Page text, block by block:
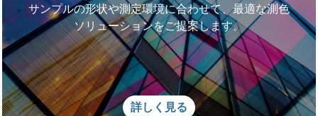
サンプルの形状や測定環境に合わせて、最適な測色
ソリューションをご提案します。
詳しく見る